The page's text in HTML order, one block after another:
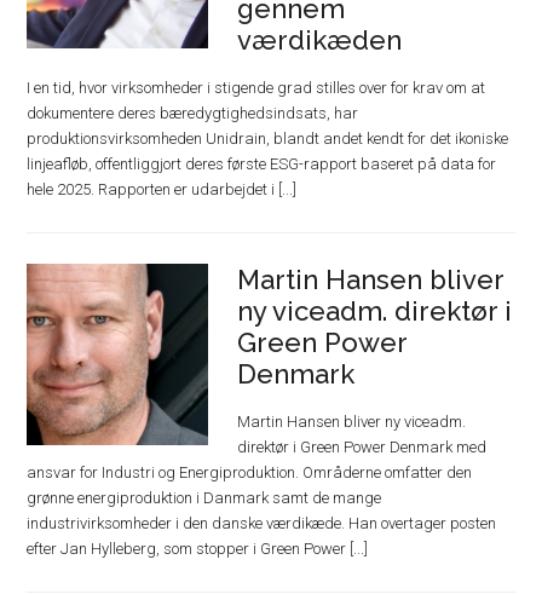
gennem
værdikæden
I en tid, hvor virksomheder i stigende grad stilles over for krav om at
dokumentere deres bæredygtighedsindsats, har
produktionsvirksomheden Unidrain, blandt andet kendt for det ikoniske
linjeafløb, offentliggjort deres første ESG-rapport baseret på data for
hele 2025. Rapporten er udarbejdet i [...]
Martin Hansen bliver
ny viceadm. direktør i
Green Power
Denmark
Martin Hansen bliver ny viceadm.
direktør i Green Power Denmark med
ansvar for Industri og Energiproduktion. Områderne omfatter den
grønne energiproduktion i Danmark samt de mange
industrivirksomheder i den danske værdikæde. Han overtager posten
efter Jan Hylleberg, som stopper i Green Power [...]